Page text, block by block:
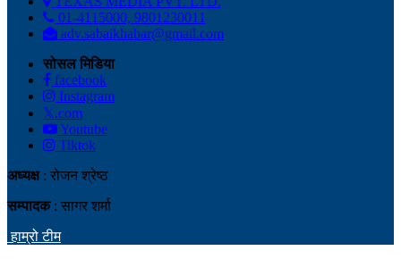
01-4115000, 9801230011
adv.sabaikhabar@gmail.com
सोसल मिडिया
facebook
Instagram
𝕏.com
Youtube
Tiktok
अध्यक्ष: रोजन श्रेष्ठ
सम्पादक: सागर शर्मा
हाम्रो टीम